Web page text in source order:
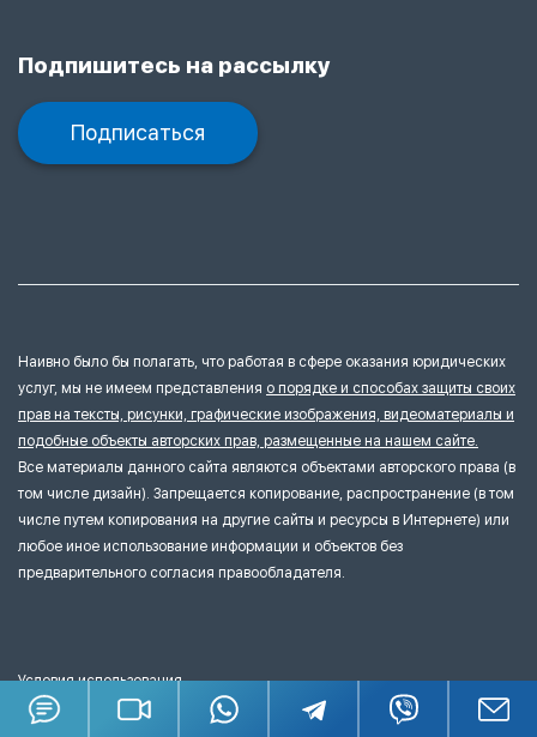
Подпишитесь на рассылку
Подписаться
Наивно было бы полагать, что работая в сфере оказания юридических
услуг, мы не имеем представления о порядке и способах защиты своих
прав на тексты, рисунки, графические изображения, видеоматериалы и
подобные объекты авторских прав, размещенные на нашем сайте.
Все материалы данного сайта являются объектами авторского права (в
том числе дизайн). Запрещается копирование, распространение (в том
числе путем копирования на другие сайты и ресурсы в Интернете) или
любое иное использование информации и объектов без
предварительного согласия правообладателя.
Условия использования
Политика конфиденциальности